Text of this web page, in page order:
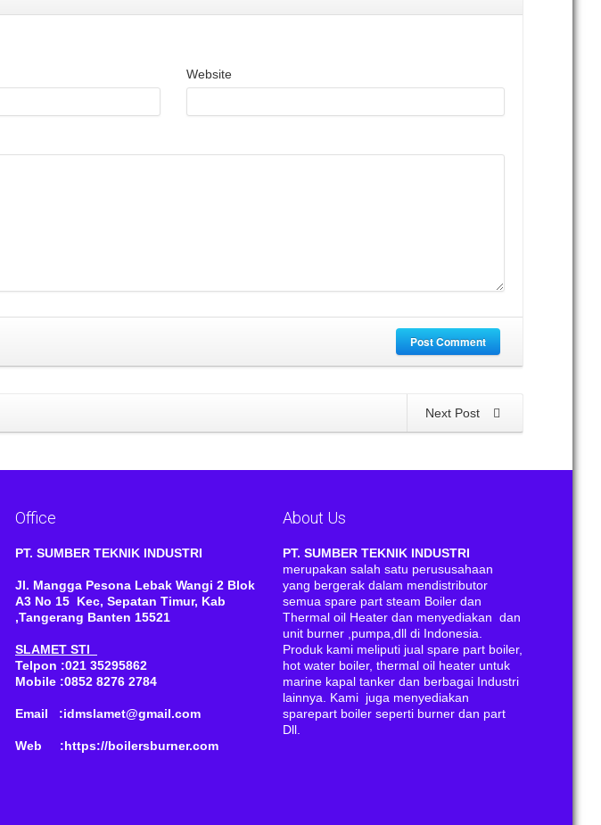
Website
Post Comment
Next Post
Office
PT. SUMBER TEKNIK INDUSTRI
Jl. Mangga Pesona Lebak Wangi 2 Blok
A3 No 15 Kec, Sepatan Timur, Kab
,Tangerang Banten 15521
SLAMET STI
Telpon :021 35295862
Mobile :0852 8276 2784
Email :idmslamet@gmail.com
Web :https://boilersburner.com
About Us
PT. SUMBER TEKNIK INDUSTRI
merupakan salah satu perususahaan
yang bergerak dalam mendistributor
semua spare part steam Boiler dan
Thermal oil Heater dan menyediakan dan
unit burner ,pumpa,dll di Indonesia.
Produk kami meliputi jual spare part boiler,
hot water boiler, thermal oil heater untuk
marine kapal tanker dan berbagai Industri
lainnya. Kami juga menyediakan
sparepart boiler seperti burner dan part
Dll.